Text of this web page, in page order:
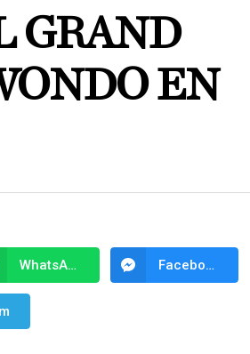
GRAND
EN
WhatsApp Facebook Messenger